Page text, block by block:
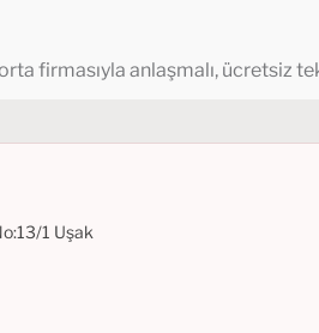
firmasıyla anlaşmalı, ücretsiz
1 Uşak